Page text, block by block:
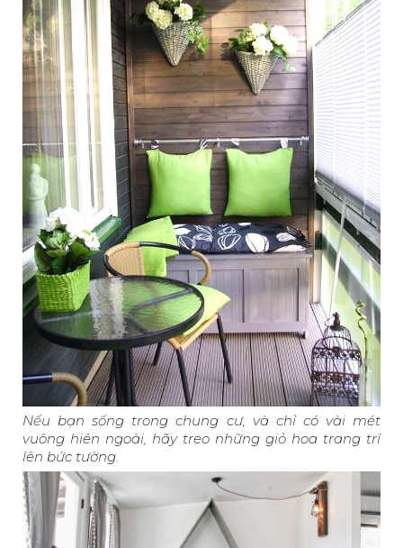
Nếu bạn sống trong chung cư, và chỉ có vài mét
vuông hiên ngoài, hãy treo những giỏ hoa trang trí
lên bức tường.